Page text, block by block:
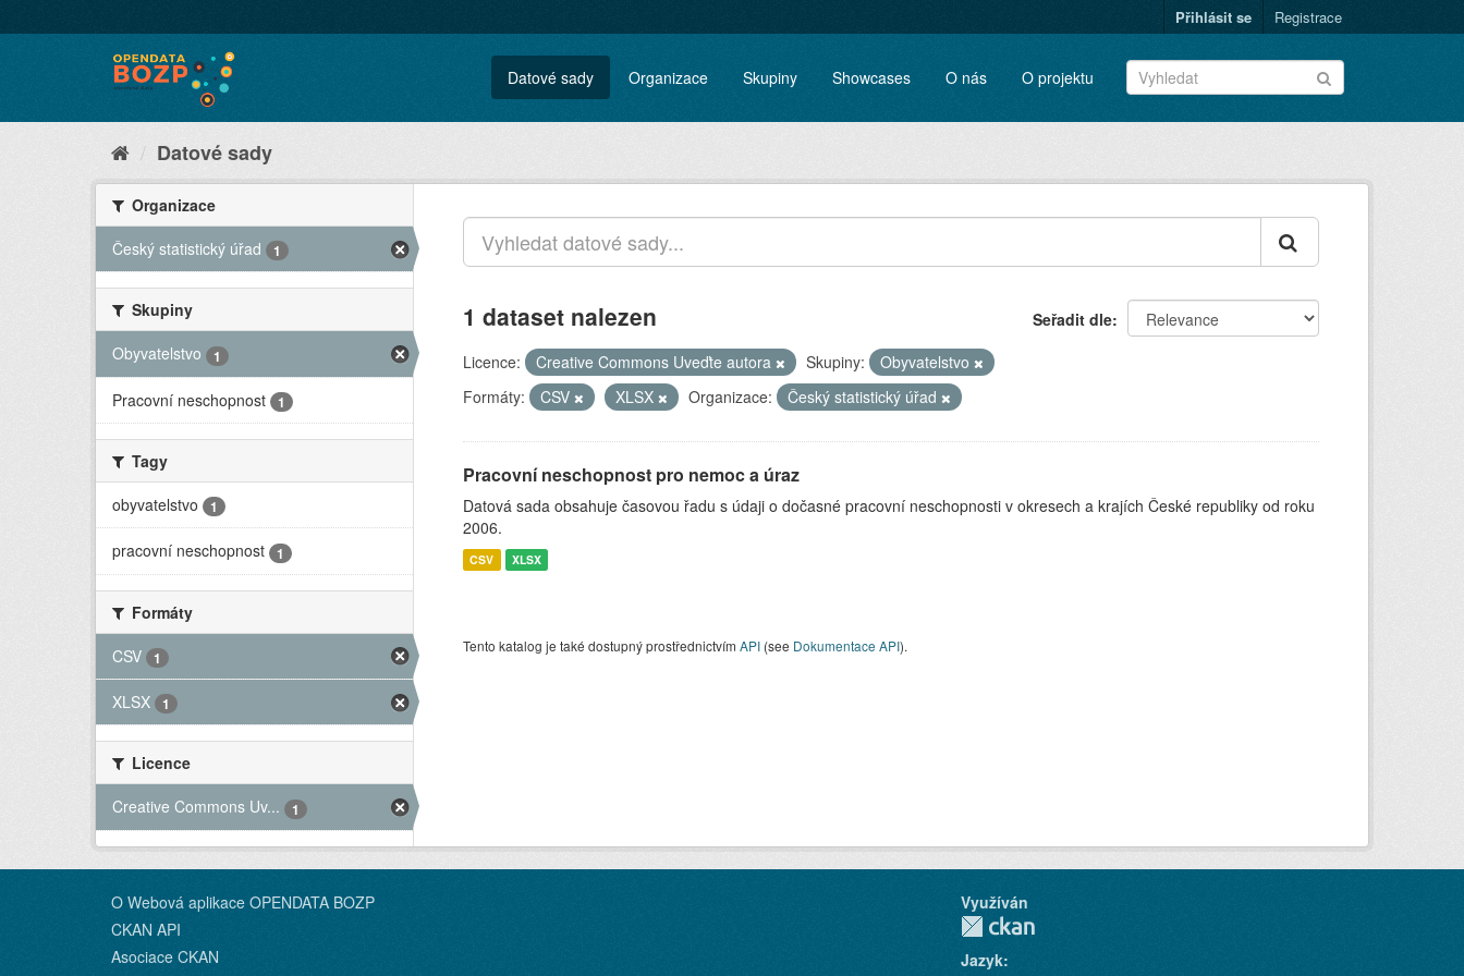
Přihlásit se Registrace
Datové sady Organizace Skupiny Showcases O nás O projektu
Datové sady
Organizace
Český statistický úřad
1
Skupiny
Obyvatelstvo
1
Pracovní neschopnost 1
Tagy
obyvatelstvo
1
pracovní neschopnost 1
Formáty
CSV
1
XLSX 1
Licence
Creative Commons Uv...
1
Seřadit dle
1 dataset nalezen
Licence: Creative Commons Uveďte autora Skupiny:
Obyvatelstvo
Formáty:
CSV XLSX Organizace: Český statistický úřad
Pracovní neschopnost pro nemoc a úraz
Datová sada obsahuje časovou řadu s údaji o dočasné pracovní neschopnosti v okresech a krajích České republiky od roku
2006.
CSV XLSX
Tento katalog je také dostupný prostřednictvím API (see Dokumentace API).
O Webová aplikace OPENDATA BOZP
CKAN API
Asociace CKAN
Využíván
Jazyk